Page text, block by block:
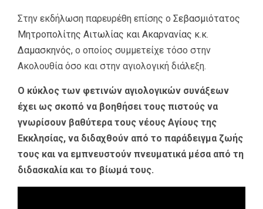
Στην εκδήλωση παρευρέθη επίσης ο Σεβασμιότατος
Μητροπολίτης Αιτωλίας και Ακαρνανίας κ.κ.
Δαμασκηνός, ο οποίος συμμετείχε τόσο στην
Ακολουθία όσο και στην αγιολογική διάλεξη.
Ο κύκλος των φετινών αγιολογικών συνάξεων
έχει ως σκοπό να βοηθήσει τους πιστούς να
γνωρίσουν βαθύτερα τους νέους Αγίους της
Εκκλησίας, να διδαχθούν από το παράδειγμα ζωής
τους και να εμπνευστούν πνευματικά μέσα από τη
διδασκαλία και το βίωμά τους.